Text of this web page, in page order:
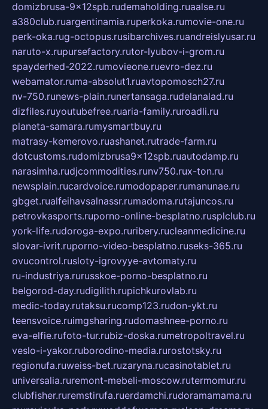
domizbrusa-9x12spb.rudemaholding.ruaalse.ru
a380club.ruargentinamia.ruperkoka.rumovie-one.ru
perk-oka.rug-octopus.rusibarchives.ruandreislyusar.ru
naruto-x.rupursefactory.rutor-lyubov-i-grom.ru
spayderhed-2022.rumovieone.ruevro-dez.ru
webamator.ruma-absolut1.ruavtopomosch27.ru
nv-750.runews-plain.runertansaga.rudelanalad.ru
dizfiles.ruyoutubefree.ruaria-family.ruroadli.ru
planeta-samara.rumysmartbuy.ru
matrasy-kemerovo.ruashanet.rutrade-farm.ru
dotcustoms.rudomizbrusa9x12spb.ruautodamp.ru
narasimha.rudjcommodities.runv750.rux-ton.ru
newsplain.rucardvoice.rumodopaper.rumanunae.ru
gbget.rualfeihavsalnassr.rumadoma.rutajuncos.ru
petrovkasports.ruporno-online-besplatno.rusplclub.ru
york-life.rudoroga-expo.ruribery.rucleanmedicine.ru
slovar-ivrit.ruporno-video-besplatno.ruseks-365.ru
ovucontrol.rusloty-igrovyye-avtomaty.ru
ru-industriya.rurusskoe-porno-besplatno.ru
belgorod-day.rudigilith.rupichkurovlab.ru
medic-today.rutaksu.rucomp123.rudon-ykt.ru
teensvoice.ruimgsharing.rudomashnee-porno.ru
eva-elfie.rufoto-tur.rubiz-doska.rumetropoltravel.ru
veslo-i-yakor.ruborodino-media.rurostotsky.ru
regionufa.ruweiss-bet.ruzaryna.rucasinotablet.ru
universalia.ruremont-mebeli-moscow.rutermomur.ru
clubfisher.ruremstirufa.ruerdamchi.rudoramamama.ru